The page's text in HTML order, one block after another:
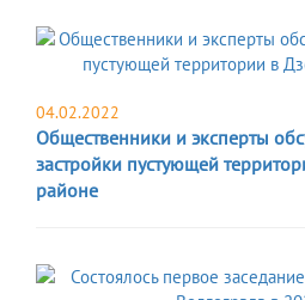
04.02.2022
Общественники и эксперты
застройки пустующей
районе